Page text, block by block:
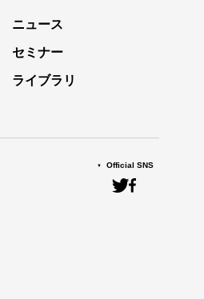
ニュース
セミナー
ライブラリ
Official SNS